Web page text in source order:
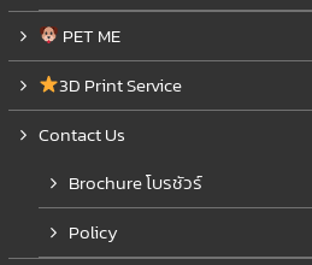
PET ME
3D Print Service
Contact Us
Brochure โบรชัวร์
Policy